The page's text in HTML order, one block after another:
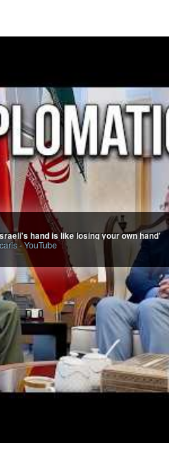
hand is like losing your own hand'
-YouTube